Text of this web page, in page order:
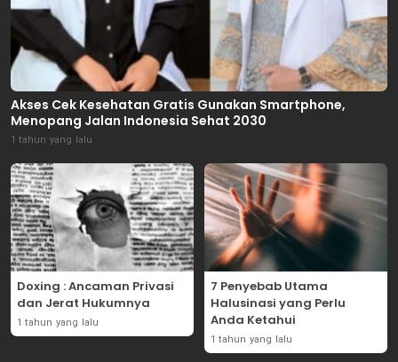
Akses Cek Kesehatan Gratis Gunakan Smartphone,
Menopang Jalan Indonesia Sehat 2030
1 tahun yang lalu
Doxing : Ancaman Privasi
dan Jerat Hukumnya
1 tahun yang lalu
7 Penyebab Utama
Halusinasi yang Perlu
Anda Ketahui
1 tahun yang lalu